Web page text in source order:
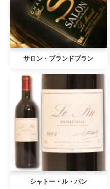
サロン・ブランドブラン
シャトー・ル・パン